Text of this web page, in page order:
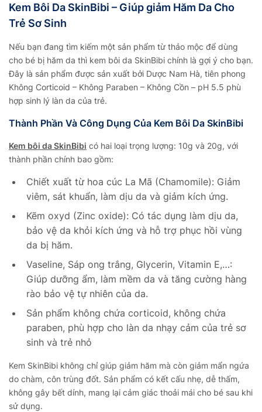
Kem Bôi Da SkinBibi – Giúp giảm Hăm Da Cho
Trẻ Sơ Sinh
Nếu bạn đang tìm kiếm một sản phẩm từ thảo mộc để dùng
cho bé bị hăm da thì kem bôi da SkinBibi chính là gợi ý cho bạn.
Đây là sản phẩm được sản xuất bởi Dược Nam Hà, tiên phong
Không Corticoid – Không Paraben – Không Cồn – pH 5.5 phù
hợp sinh lý làn da của trẻ.
Thành Phần Và Công Dụng Của Kem Bôi Da SkinBibi
Kem bôi da SkinBibi có hai loại trọng lượng: 10g và 20g, với
thành phần chính bao gồm:
Chiết xuất từ hoa cúc La Mã (Chamomile): Giảm
viêm, sát khuẩn, làm dịu da và giảm kích ứng.
Kẽm oxyd (Zinc oxide): Có tác dụng làm dịu da,
bảo vệ da khỏi kích ứng và hỗ trợ phục hồi vùng
da bị hăm.
Vaseline, Sáp ong trắng, Glycerin, Vitamin E,…:
Giúp dưỡng ẩm, làm mềm da và tăng cường hàng
rào bảo vệ tự nhiên của da.
Sản phẩm không chứa corticoid, không chứa
paraben, phù hợp cho làn da nhạy cảm của trẻ sơ
sinh và trẻ nhỏ
Kem SkinBibi không chỉ giúp giảm hăm mà còn giảm mẩn ngứa
do chàm, côn trùng đốt. Sản phẩm có kết cấu nhẹ, dễ thấm,
không gây bết dính, mang lại cảm giác thoải mái cho bé sau khi
sử dụng.